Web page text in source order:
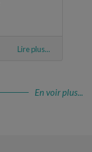
Lire plus...
En voir plus...